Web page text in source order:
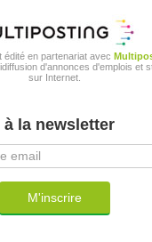
édité en partenariat avec
d'annonces d'emplois et
sur Internet.
la newsletter
M'inscrire